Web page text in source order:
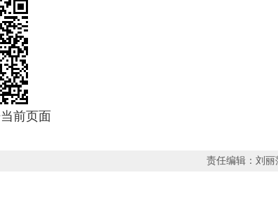
前页面
责任编辑：刘丽